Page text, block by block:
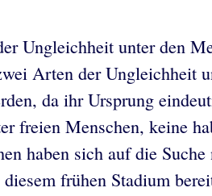
Ungleichheit unter den
Arten der Ungleichheit
da ihr Ursprung
freien Menschen, keine
haben sich auf die
frühen Stadium